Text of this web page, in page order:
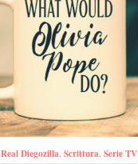
Real Diegozilla,Scrittura,Serie TV